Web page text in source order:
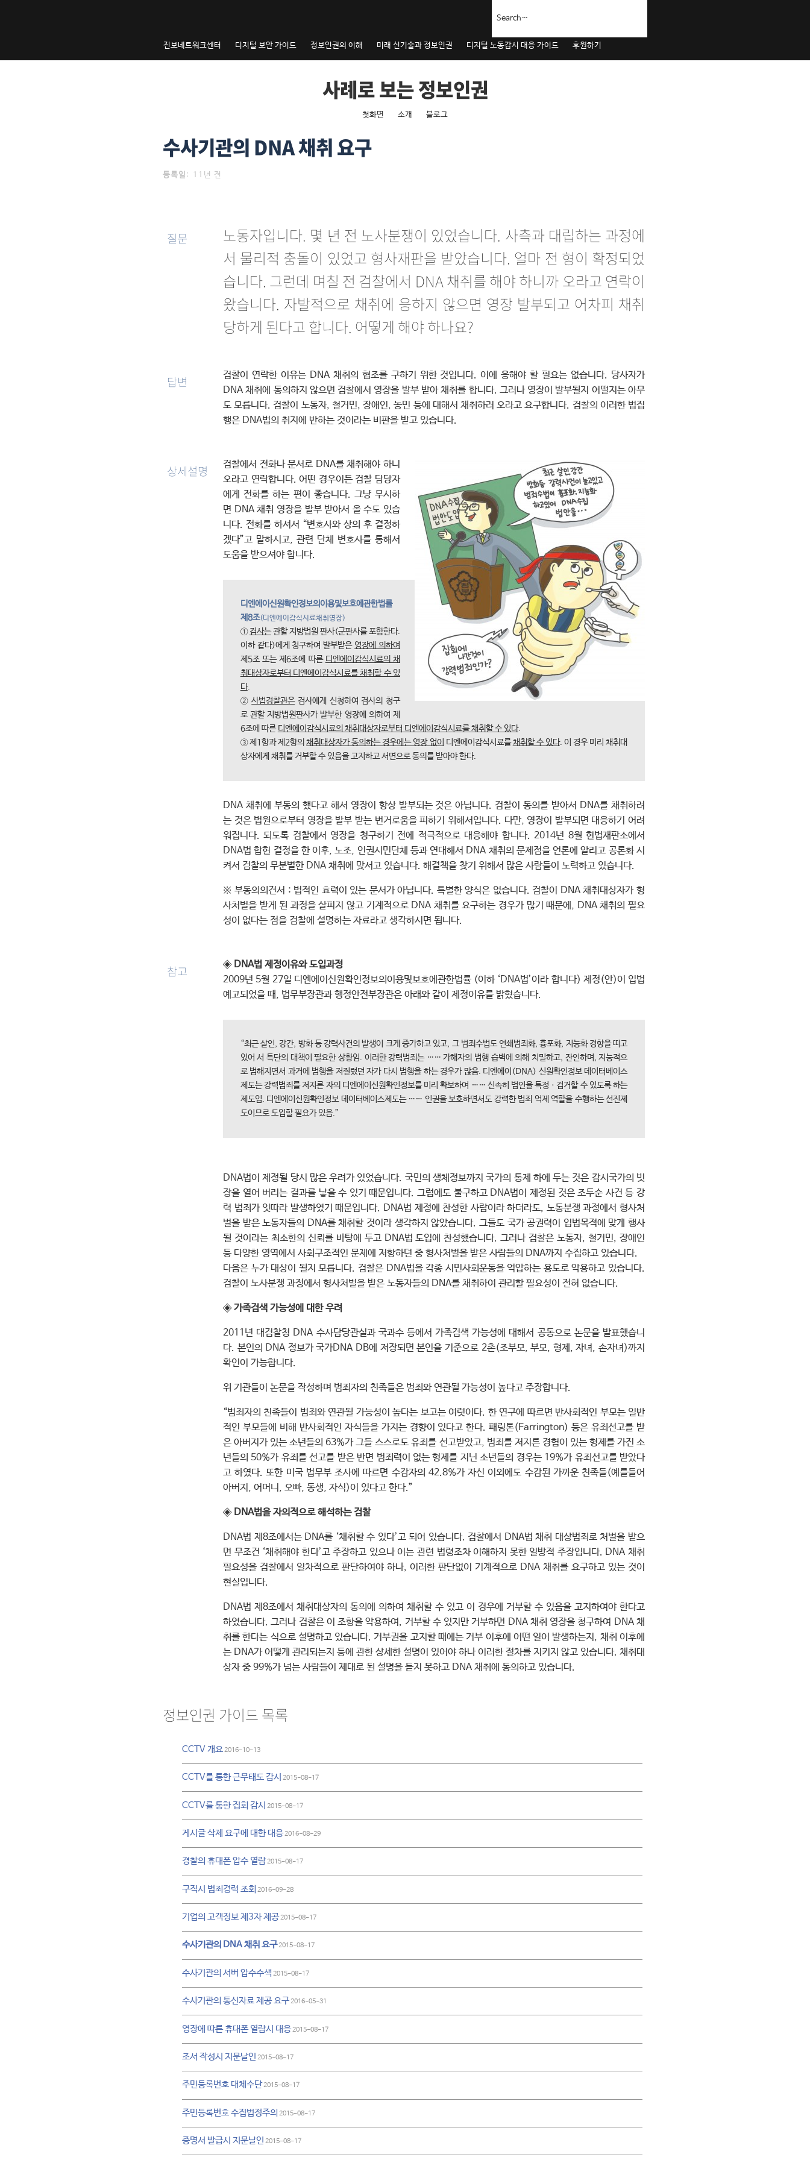
로
진보네트워크센터 디지털 보안 가이드 정보인권의 이해 미래 신기술과 정보인권 디지털 노동감시 대응 가이드 후원하기
사례로 보는 정보인권
내
으
로
첫화면 소개 블로그
수사기관의 DNA 채취 요구
등록일 : 11년 전
질문
노동자입니다. 몇 년 전 노사분쟁이 있었습니다. 사측과 대립하는 과정에
서 물리적 충돌이 있었고 형사재판을 받았습니다. 얼마 전 형이 확정되었
습니다. 그런데 며칠 전 검찰에서 DNA 채취를 해야 하니까 오라고 연락이
왔습니다. 자발적으로 채취에 응하지 않으면 영장 발부되고 어차피 채취
당하게 된다고 합니다. 어떻게 해야 하나요?
답변
검찰이 연락한 이유는 DNA 채취의 협조를 구하기 위한 것입니다. 이에 응해야 할 필요는 없습니다. 당사자가
DNA 채취에 동의하지 않으면 검찰에서 영장을 발부 받아 채취를 합니다. 그러나 영장이 발부될지 어떨지는 아무
도 모릅니다. 검찰이 노동자, 철거민, 장애인, 농민 등에 대해서 채취하러 오라고 요구합니다. 검찰의 이러한 법집
행은 DNA법의 취지에 반하는 것이라는 비판을 받고 있습니다.
상세설명
검찰에서 전화나 문서로 DNA를 채취해야 하니
오라고 연락합니다. 어떤 경우이든 검찰 담당자
에게 전화를 하는 편이 좋습니다. 그냥 무시하
면 DNA 채취 영장을 발부 받아서 올 수도 있습
니다. 전화를 하셔서 “변호사와 상의 후 결정하
겠다”고 말하시고, 관련 단체 변호사를 통해서
도움을 받으셔야 합니다.
디엔에이신원확인정보의이용및보호에관한법률
제8조(디엔에이감식시료채취영장)
①검사는관할 지방법원 판사(군판사를 포함한다.
이하 같다)에게 청구하여 발부받은 영장에 의하여
제5조 또는 제6조에 따른 디엔에이감식시료의 채
취대상자로부터 디엔에이감식시료를 채취할 수 있
다.
②사법경찰관은검사에게 신청하여 검사의 청구
로 관할 지방법원판사가 발부한 영장에 의하여 제
6조에 따른디엔에이감식시료의 채취대상자로부터 디엔에이감식시료를 채취할 수 있다.
③ 제1항과 제2항의채취대상자가 동의하는 경우에는 영장 없이 디엔에이감식시료를채취할 수 있다. 이 경우 미리 채취대
상자에게 채취를 거부할 수 있음을 고지하고 서면으로 동의를 받아야 한다.
DNA 채취에 부동의 했다고 해서 영장이 항상 발부되는 것은 아닙니다. 검찰이 동의를 받아서 DNA를 채취하려
는 것은 법원으로부터 영장을 발부 받는 번거로움을 피하기 위해서입니다. 다만, 영장이 발부되면 대응하기 어려
워집니다. 되도록 검찰에서 영장을 청구하기 전에 적극적으로 대응해야 합니다. 2014년 8월 헌법재판소에서
DNA법 합헌 결정을 한 이후, 노조, 인권시민단체 등과 연대해서 DNA 채취의 문제점을 언론에 알리고 공론화 시
켜서 검찰의 무분별한 DNA 채취에 맞서고 있습니다. 해결책을 찾기 위해서 많은 사람들이 노력하고 있습니다.
※ 부동의의견서 : 법적인 효력이 있는 문서가 아닙니다. 특별한 양식은 없습니다. 검찰이 DNA 채취대상자가 형
사처벌을 받게 된 과정을 살피지 않고 기계적으로 DNA 채취를 요구하는 경우가 많기 때문에, DNA 채취의 필요
성이 없다는 점을 검찰에 설명하는 자료라고 생각하시면 됩니다.
참고
◈DNA법 제정이유와 도입과정
2009년 5월 27일 디엔에이신원확인정보의이용및보호에관한법률 (이하 ‘DNA법’이라 합니다) 제정(안)이 입법
예고되었을 때, 법무부장관과 행정안전부장관은 아래와 같이 제정이유를 밝혔습니다.
“최근 살인, 강간, 방화 등 강력사건의 발생이 크게 증가하고 있고, 그 범죄수법도 연쇄범죄화, 흉포화, 지능화 경향을 띠고
있어 서 특단의 대책이 필요한 상황임. 이러한 강력범죄는 …… 가해자의 범행 습벽에 의해 치밀하고, 잔인하며, 지능적으
로 범해지면서 과거에 범행을 저질렀던 자가 다시 범행을 하는 경우가 많음. 디엔에이(DNA) 신원확인정보 데이터베이스
제도는 강력범죄를 저지른 자의 디엔에이신원확인정보를 미리 확보하여 …… 신속히 범인을 특정ㆍ검거할 수 있도록 하는
제도임. 디엔에이신원확인정보 데이터베이스제도는 …… 인권을 보호하면서도 강력한 범죄 억제 역할을 수행하는 선진제
도이므로 도입할 필요가 있음.”
DNA법이 제정될 당시 많은 우려가 있었습니다. 국민의 생체정보까지 국가의 통제 하에 두는 것은 감시국가의 빗
장을 열어 버리는 결과를 낳을 수 있기 때문입니다. 그럼에도 불구하고 DNA법이 제정된 것은 조두순 사건 등 강
력 범죄가 잇따라 발생하였기 때문입니다. DNA법 제정에 찬성한 사람이라 하더라도, 노동분쟁 과정에서 형사처
벌을 받은 노동자들의 DNA를 채취할 것이라 생각하지 않았습니다. 그들도 국가 공권력이 입법목적에 맞게 행사
될 것이라는 최소한의 신뢰를 바탕에 두고 DNA법 도입에 찬성했습니다. 그러나 검찰은 노동자, 철거민, 장애인
등 다양한 영역에서 사회구조적인 문제에 저항하던 중 형사처벌을 받은 사람들의 DNA까지 수집하고 있습니다.
다음은 누가 대상이 될지 모릅니다. 검찰은 DNA법을 각종 시민사회운동을 억압하는 용도로 악용하고 있습니다.
검찰이 노사분쟁 과정에서 형사처벌을 받은 노동자들의 DNA를 채취하여 관리할 필요성이 전혀 없습니다.
◈가족검색 가능성에 대한 우려
2011년 대검찰청 DNA 수사담당관실과 국과수 등에서 가족검색 가능성에 대해서 공동으로 논문을 발표했습니
다. 본인의 DNA 정보가 국가DNA DB에 저장되면 본인을 기준으로 2촌(조부모, 부모, 형제, 자녀, 손자녀)까지
확인이 가능합니다.
위 기관들이 논문을 작성하며 범죄자의 친족들은 범죄와 연관될 가능성이 높다고 주장합니다.
“범죄자의 친족들이 범죄와 연관될 가능성이 높다는 보고는 여럿이다. 한 연구에 따르면 반사회적인 부모는 일반
적인 부모들에 비해 반사회적인 자식들을 가지는 경향이 있다고 한다. 패링톤(Farrington) 등은 유죄선고를 받
은 아버지가 있는 소년들의 63%가 그들 스스로도 유죄를 선고받았고, 범죄를 저지른 경험이 있는 형제를 가진 소
년들의 50%가 유죄를 선고를 받은 반면 범죄력이 없는 형제를 지닌 소년들의 경우는 19%가 유죄선고를 받았다
고 하였다. 또한 미국 법무부 조사에 따르면 수감자의 42.8%가 자신 이외에도 수감된 가까운 친족들(예를들어
아버지, 어머니, 오빠, 동생, 자식)이 있다고 한다.”
◈ DNA법을 자의적으로 해석하는 검찰
DNA법 제8조에서는 DNA를 ‘채취할 수 있다’고 되어 있습니다. 검찰에서 DNA법 채취 대상범죄로 처벌을 받으
면 무조건 ‘채취해야 한다’고 주장하고 있으나 이는 관련 법령조차 이해하지 못한 일방적 주장입니다. DNA 채취
필요성을 검찰에서 일차적으로 판단하여야 하나, 이러한 판단없이 기계적으로 DNA 채취를 요구하고 있는 것이
현실입니다.
DNA법 제8조에서 채취대상자의 동의에 의하여 채취할 수 있고 이 경우에 거부할 수 있음을 고지하여야 한다고
하였습니다. 그러나 검찰은 이 조항을 악용하여, 거부할 수 있지만 거부하면 DNA 채취 영장을 청구하여 DNA 채
취를 한다는 식으로 설명하고 있습니다. 거부권을 고지할 때에는 거부 이후에 어떤 일이 발생하는지, 채취 이후에
는 DNA가 어떻게 관리되는지 등에 관한 상세한 설명이 있어야 하나 이러한 절차를 지키지 않고 있습니다. 채취대
상자 중 99%가 넘는 사람들이 제대로 된 설명을 듣지 못하고 DNA 채취에 동의하고 있습니다.
정보인권 가이드 목록
CCTV 개요2016-10-13
CCTV를 통한 근무태도 감시 2015-08-17
CCTV를 통한 집회 감시 2015-08-17
게시글 삭제 요구에 대한 대응2016-08-29
경찰의 휴대폰 압수 열람2015-08-17
구직시 범죄경력 조회 2016-09-28
기업의 고객정보 제3자 제공2015-08-17
수사기관의 DNA 채취 요구2015-08-17
수사기관의 서버 압수수색 2015-08-17
수사기관의 통신자료 제공 요구2016-05-31
영장에 따른 휴대폰 열람시 대응2015-08-17
조서 작성시 지문날인 2015-08-17
주민등록번호 대체수단2015-08-17
주민등록번호 수집법정주의 2015-08-17
증명서 발급시 지문날인 2015-08-17